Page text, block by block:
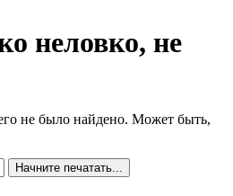
неловко, не
не было найдено. Может быть,
Начните печатать...